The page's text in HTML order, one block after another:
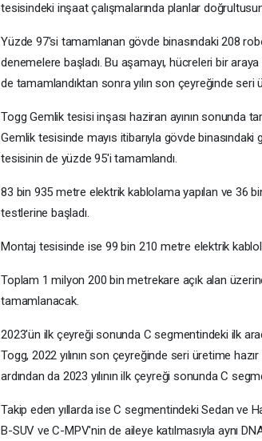
tesisindeki inşaat çalışmalarında planlar
Yüzde 97'si tamamlanan gövde binasındaki 208
denemelere başladı. Bu aşamayı, hücreleri bir
de tamamlandıktan sonra yılın son çeyreğinde seri
Togg Gemlik tesisi inşası haziran ayının sonunda
Gemlik tesisinde mayıs itibarıyla gövde
tesisinin de yüzde 95'i tamamlandı.
83 bin 935 metre elektrik kablolama yapılan ve 36
testlerine başladı.
Montaj tesisinde ise 99 bin 210 metre elektrik
Toplam 1 milyon 200 bin metrekare açık alan
tamamlanacak.
2023'ün ilk çeyreği sonunda C segmentindeki ilk
Togg, 2022 yılının son çeyreğinde seri üretime
ardından da 2023 yılının ilk çeyreği sonunda C
Takip eden yıllarda ise C segmentindeki Sedan ve
B-SUV ve C-MPV'nin de aileye katılmasıyla aynı